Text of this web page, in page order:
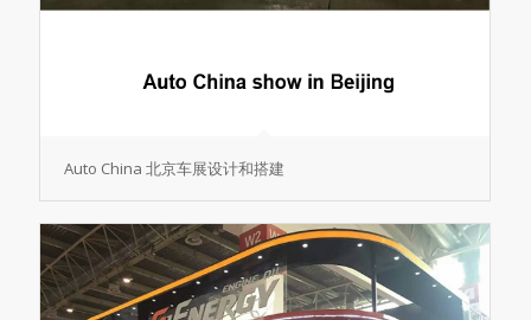
Auto China 北京车展设计和搭建